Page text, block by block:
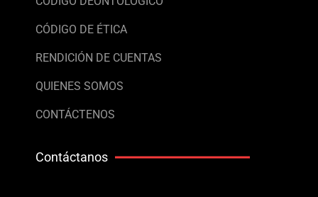
CÓDIGO DE ÉTICA
RENDICIÓN DE CUENTAS
QUIENES SOMOS
CONTÁCTENOS
Contáctanos